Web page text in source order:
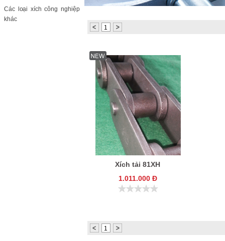
Các loại xích công nghiệp
khác
1
Xích tải 81XH
1.011.000 Đ
1